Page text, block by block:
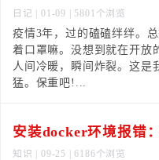
日记 | 01-09 | 5801个浏览
疫情3年，过的磕磕绊绊。
着口罩嘛。没想到就在开放
人间冷暖，瞬间炸裂。这是
猛。保重吧!...
安装docker环境报错
知识 | 09-25 | 6186个浏览